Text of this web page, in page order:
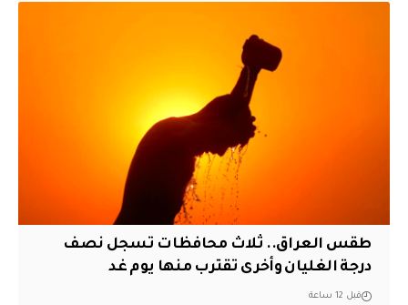
طقس العراق.. ثلاث محافظات تسجل نصف
درجة الغليان وأخرى تقترب منها يوم غد
قبل 12 ساعة